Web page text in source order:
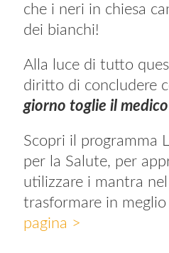
che i neri in chiesa
dei bianchi!
Alla luce di tutto
diritto di concludere
giorno toglie il
Scopri il programma
per la Salute, per
utilizzare i mantra
trasformare in
pagina >